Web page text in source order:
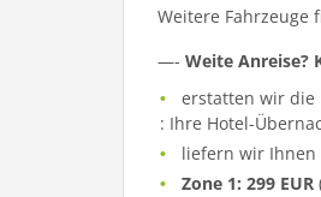
Weitere Fahrzeuge
—- Weite Anreise?
erstatten wir die
: Ihre Hotel-
liefern wir Ihnen
Zone 1: 299 EUR